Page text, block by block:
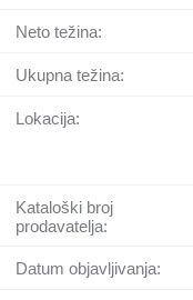
Neto težina:
Ukupna težina:
Lokacija:
Kataloški broj
prodavatelja:
Datum objavljivanja: